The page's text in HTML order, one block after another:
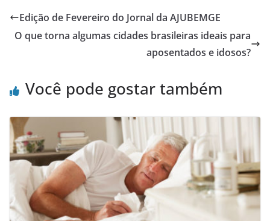
Edição de Fevereiro do Jornal da AJUBEMGE
O que torna algumas cidades brasileiras ideais para
aposentados e idosos?
Você pode gostar também